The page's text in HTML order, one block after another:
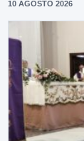
10 AGOSTO 2026